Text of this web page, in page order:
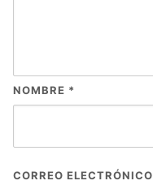
NOMBRE *
CORREO ELECTRÓNICO